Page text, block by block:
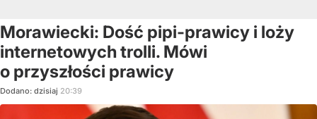
Morawiecki: Dość pipi-prawicy i loży
internetowych trolli. Mówi
o przyszłości prawicy
Dodano: dzisiaj 20:39